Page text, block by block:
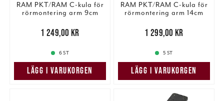
RAM PKT/RAM C-kula för
rörmontering arm 9cm
1 249,00 kr
1 249,00 kr
6 ST
LÄGG I VARUKORGEN
RAM PKT/RAM C-kula för
rörmontering arm 14cm
1 299,00 kr
1 299,00 kr
5 ST
LÄGG I VARUKORGEN